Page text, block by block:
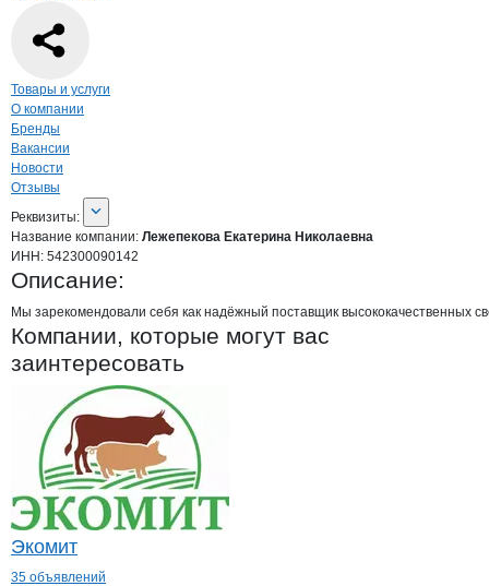
Навигация по странице
Товары и услуги
О компании
Бренды
Вакансии
Новости
Отзывы
О компании
Реквизиты
Реквизиты:
Название компании: Лежепекова Екатерина Николаевна
ИНН: 542300090142
Описание:
Мы зарекомендовали себя как надёжный поставщик высококачественных
Компании, которые могут вас
заинтересовать
Экомит
35 объявлений